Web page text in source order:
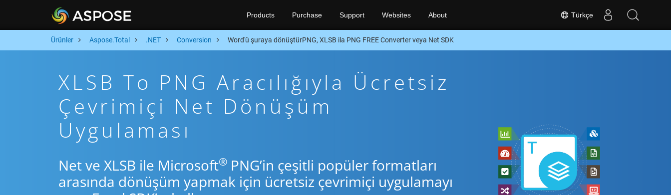
Türkçe
Products Purchase Support Websites About
Ürünler Aspose.Total .NET Conversion Word'ü şuraya dönüştürPNG, XLSB ila PNG FREE Converter veya Net SDK
XLSB To PNG Aracılığıyla Ücretsiz
Çevrimiçi Net Dönüşüm
Uygulaması
Net ve XLSB ile Microsoft® PNG’in çeşitli popüler formatları
arasında dönüşüm yapmak için ücretsiz çevrimiçi uygulamayı